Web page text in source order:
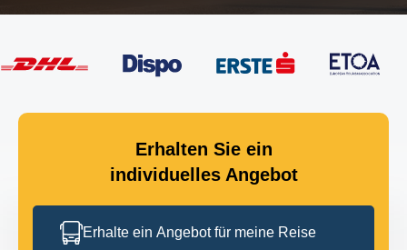
Erhalten Sie ein
individuelles Angebot
Erhalte ein Angebot für meine Reise